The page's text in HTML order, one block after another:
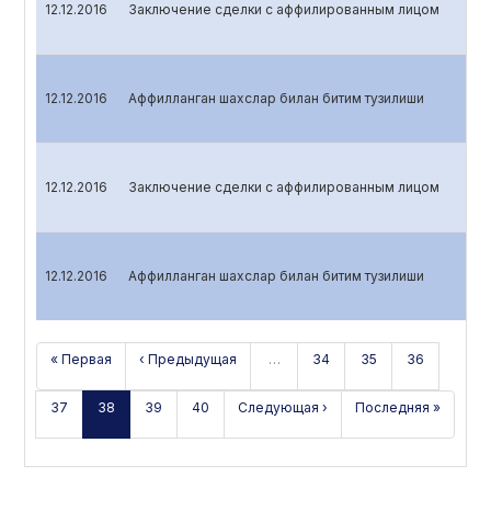
12.12.2016 Заключение сделки с аффилированным лицом
12.12.2016 Аффилланган шахслар билан битим тузилиши
12.12.2016 Заключение сделки с аффилированным лицом
12.12.2016 Аффилланган шахслар билан битим тузилиши
« Первая ‹ Предыдущая … 34 35 36
37 38 39 40 Следующая › Последняя »